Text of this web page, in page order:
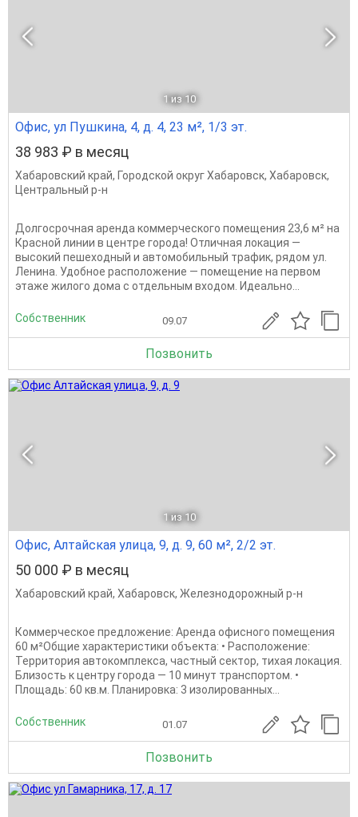
1 из 10
Офис, ул Пушкина, 4, д. 4, 23 м², 1/3 эт.
38 983 ₽ в месяц
Хабаровский край, Городской округ Хабаровск, Хабаровск,
Центральный р-н
Долгосрочная аренда коммерческого помещения 23,6 м² на
Красной линии в центре города! Отличная локация —
высокий пешеходный и автомобильный трафик, рядом ул.
Ленина. Удобное расположение — помещение на первом
этаже жилого дома с отдельным входом. Идеально...
Собственник 09.07
Позвонить
1 из 10
Офис, Алтайская улица, 9, д. 9, 60 м², 2/2 эт.
50 000 ₽ в месяц
Хабаровский край, Хабаровск, Железнодорожный р-н
Коммерческое предложение: Аренда офисного помещения
60 м²Общие характеристики объекта: • Расположение:
Территория автокомплекса, частный сектор, тихая локация.
Близость к центру города — 10 минут транспортом. •
Площадь: 60 кв.м. Планировка: 3 изолированных...
Собственник 01.07
Позвонить